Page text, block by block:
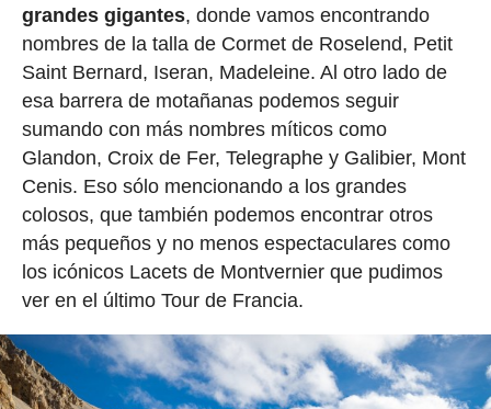
grandes gigantes, donde vamos encontrando
nombres de la talla de Cormet de Roselend, Petit
Saint Bernard, Iseran, Madeleine. Al otro lado de
esa barrera de motañanas podemos seguir
sumando con más nombres míticos como
Glandon, Croix de Fer, Telegraphe y Galibier, Mont
Cenis. Eso sólo mencionando a los grandes
colosos, que también podemos encontrar otros
más pequeños y no menos espectaculares como
los icónicos Lacets de Montvernier que pudimos
ver en el último Tour de Francia.